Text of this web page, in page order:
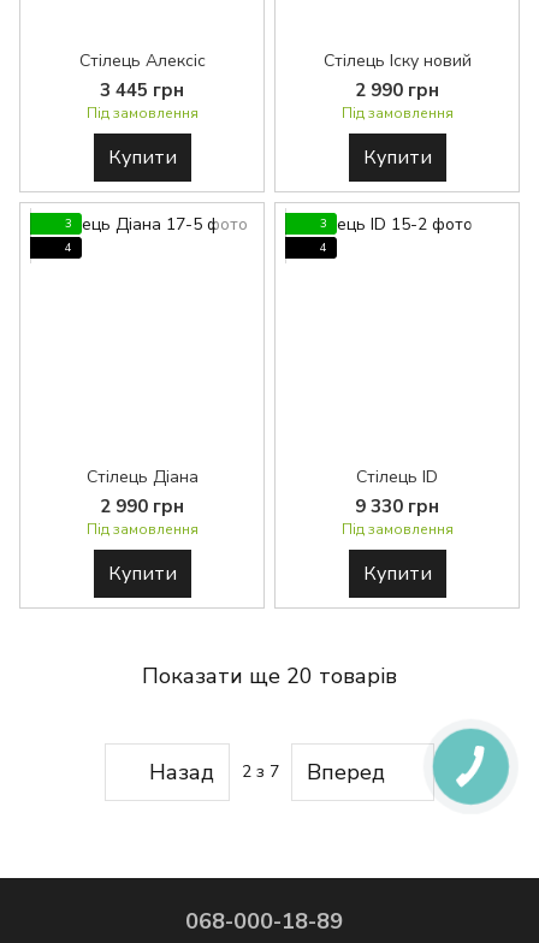
Стілець Алексіс
3 445 грн
Під замовлення
Купити
Стілець Іску новий
2 990 грн
Під замовлення
Купити
3
4
Стілець Діана
2 990 грн
Під замовлення
Купити
3
4
Стілець ID
9 330 грн
Під замовлення
Купити
Показати ще 20 товарів
Назад 2 з 7 Вперед
068-000-18-89